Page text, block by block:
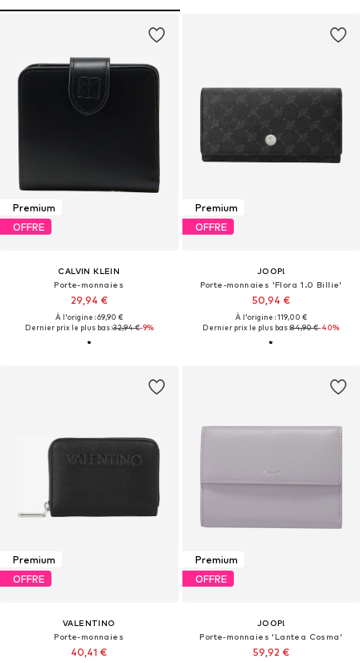
Premium
OFFRE
CALVIN KLEIN
Porte-monnaies
29,94 €
À l'origine : 69,90 €
Dernier prix le plus bas :32,94 €-9%
Premium
OFFRE
JOOP!
Porte-monnaies 'Flora 1.0 Billie'
50,94 €
À l'origine : 119,00 €
Dernier prix le plus bas :84,90 €-40%
Premium
OFFRE
VALENTINO
Porte-monnaies
40,41 €
Premium
OFFRE
JOOP!
Porte-monnaies 'Lantea Cosma'
59,92 €